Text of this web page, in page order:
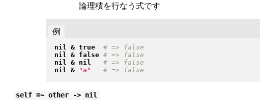
論理積を行なう式です
例
nil & true
nil
& false
nil
& nil
nil
& " a "
self =~ other -> nil